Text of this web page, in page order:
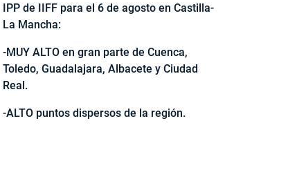
IPP de IIFF para el 6 de agosto en Castilla-
La Mancha:
-MUY ALTO en gran parte de Cuenca,
Toledo, Guadalajara, Albacete y Ciudad
Real.
-ALTO puntos dispersos de la región.